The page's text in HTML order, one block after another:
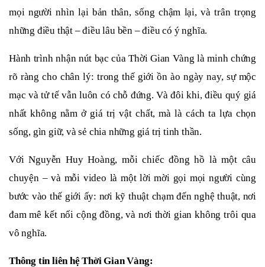
mọi người nhìn lại bản thân, sống chậm lại, và trân trọng
những điều thật – điều lâu bền – điều có ý nghĩa.
Hành trình nhận nút bạc của Thời Gian Vàng là minh chứng
rõ ràng cho chân lý: trong thế giới ồn ào ngày nay, sự mộc
mạc và tử tế vẫn luôn có chỗ đứng. Và đôi khi, điều quý giá
nhất không nằm ở giá trị vật chất, mà là cách ta lựa chọn
sống, gìn giữ, và sẻ chia những giá trị tinh thần.
Với Nguyễn Huy Hoàng, mỗi chiếc đồng hồ là một câu
chuyện – và mỗi video là một lời mời gọi mọi người cùng
bước vào thế giới ấy: nơi kỹ thuật chạm đến nghệ thuật, nơi
đam mê kết nối cộng đồng, và nơi thời gian không trôi qua
vô nghĩa.
Thông tin liên hệ Thời Gian Vàng: